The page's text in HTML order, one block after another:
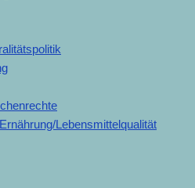
Lebensmittelqualität